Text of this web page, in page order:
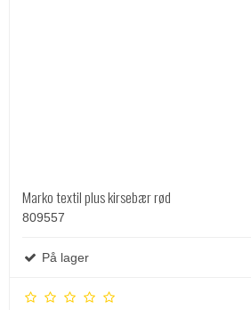
Marko textil plus kirsebær rød
809557
På lager